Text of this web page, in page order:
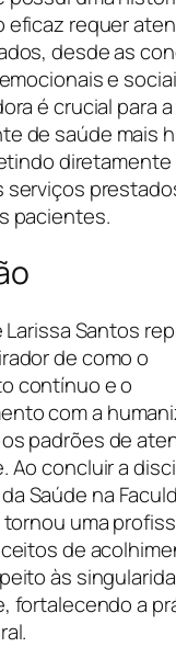
eficaz requer
desde as
e
é crucial para
de saúde mais
diretamente
serviços
pacientes.
Santos
de como o
contínuo e o
com a
padrões de
Ao concluir a
Saúde na
uma
de
às
fortalecendo a